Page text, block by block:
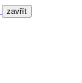
zavřít